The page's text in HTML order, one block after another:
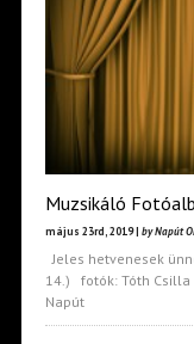
Muzsikáló
május 23rd, 2019 | by Napút
Jeles hetvenesek
14.) fotók: Tóth Csilla
Napút